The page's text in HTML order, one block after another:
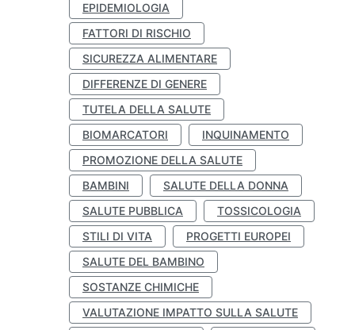
EPIDEMIOLOGIA
FATTORI DI RISCHIO
SICUREZZA ALIMENTARE
DIFFERENZE DI GENERE
TUTELA DELLA SALUTE
BIOMARCATORI
INQUINAMENTO
PROMOZIONE DELLA SALUTE
BAMBINI
SALUTE DELLA DONNA
SALUTE PUBBLICA
TOSSICOLOGIA
STILI DI VITA
PROGETTI EUROPEI
SALUTE DEL BAMBINO
SOSTANZE CHIMICHE
VALUTAZIONE IMPATTO SULLA SALUTE